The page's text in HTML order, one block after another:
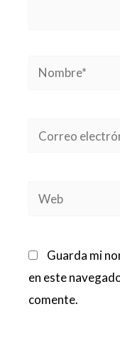
Nombre*
Correo
Web
Guarda mi
en este
comente.